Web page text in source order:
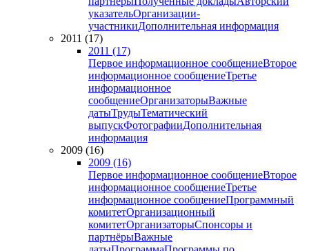
указательОрганизации-
участникиДополнительная информация
2011 (17)
2011 (17)
Первое информационное сообщениеВторое
информационное сообщениеТретье
информационное
сообщениеОрганизаторыВажные
датыТрудыТематический
выпускФотографииДополнительная
информация
2009 (16)
2009 (16)
Первое информационное сообщениеВторое
информационное сообщениеТретье
информационное сообщениеПрограммный
комитетОрганизационный
комитетОрганизаторыСпонсоры и
партнёрыВажные